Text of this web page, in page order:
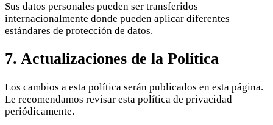
Sus datos personales pueden ser transferidos
internacionalmente donde pueden aplicar diferentes
estándares de protección de datos.
7. Actualizaciones de la Política
Los cambios a esta política serán publicados en esta página.
Le recomendamos revisar esta política de privacidad
periódicamente.